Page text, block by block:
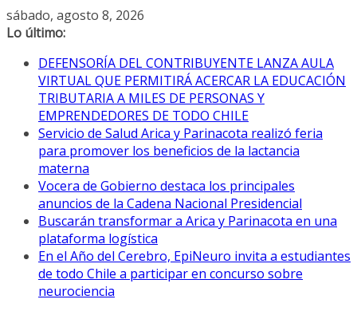
Saltar
al
sábado, agosto 8, 2026
Lo último:
DEFENSORÍA DEL CONTRIBUYENTE LANZA AULA
VIRTUAL QUE PERMITIRÁ ACERCAR LA EDUCACIÓN
TRIBUTARIA A MILES DE PERSONAS Y
EMPRENDEDORES DE TODO CHILE
Servicio de Salud Arica y Parinacota realizó feria
para promover los beneficios de la lactancia
materna
Vocera de Gobierno destaca los principales
anuncios de la Cadena Nacional Presidencial
Buscarán transformar a Arica y Parinacota en una
plataforma logística
En el Año del Cerebro, EpiNeuro invita a estudiantes
de todo Chile a participar en concurso sobre
neurociencia